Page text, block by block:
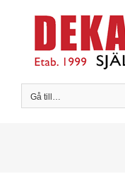
innehållet
Gå till…